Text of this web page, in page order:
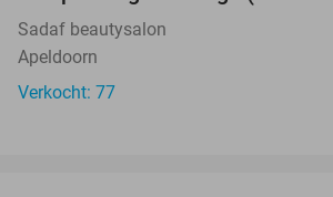
Sadaf beautysalon
Apeldoorn
Verkocht: 77